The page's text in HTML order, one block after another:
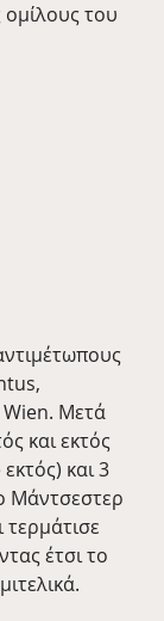
του
Wien. Μετά
και εκτός
και 3
Μάντσεστερ
έτσι το